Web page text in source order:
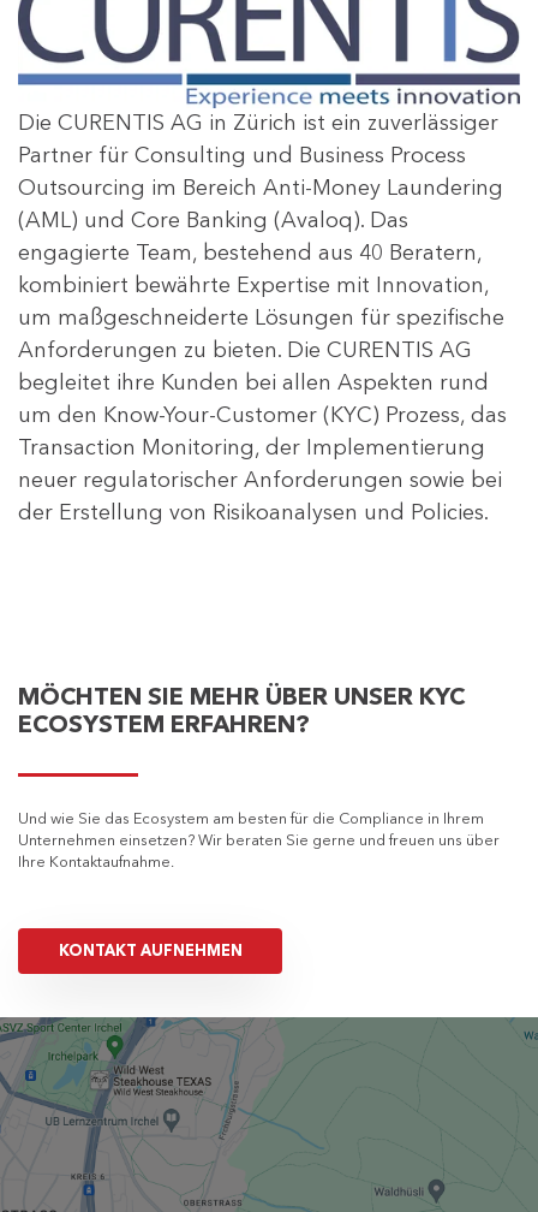
Die CURENTIS AG in Zürich ist ein zuverlässiger
Partner für Consulting und Business Process
Outsourcing im Bereich Anti-Money Laundering
(AML) und Core Banking (Avaloq). Das
engagierte Team, bestehend aus 40 Beratern,
kombiniert bewährte Expertise mit Innovation,
um maßgeschneiderte Lösungen für spezifische
Anforderungen zu bieten. Die CURENTIS AG
begleitet ihre Kunden bei allen Aspekten rund
um den Know-Your-Customer (KYC) Prozess, das
Transaction Monitoring, der Implementierung
neuer regulatorischer Anforderungen sowie bei
der Erstellung von Risikoanalysen und Policies.
MÖCHTEN SIE MEHR ÜBER UNSER KYC
ECOSYSTEM ERFAHREN?
Und wie Sie das Ecosystem am besten für die Compliance in Ihrem
Unternehmen einsetzen? Wir beraten Sie gerne und freuen uns über
Ihre Kontaktaufnahme.
KONTAKT AUFNEHMEN